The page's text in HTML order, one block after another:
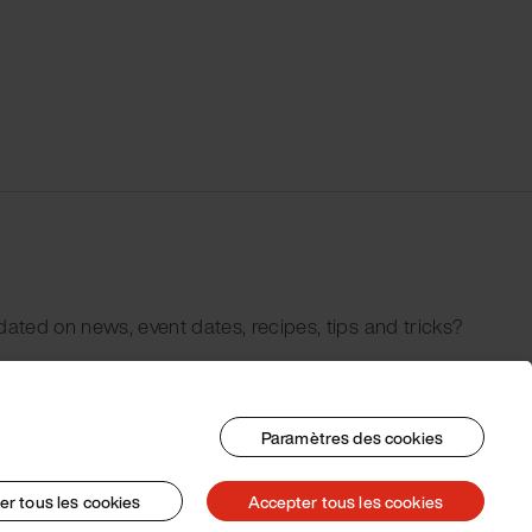
on news, event dates, recipes, tips and tricks?
Paramètres des cookies
tous les cookies Accepter tous les cookies